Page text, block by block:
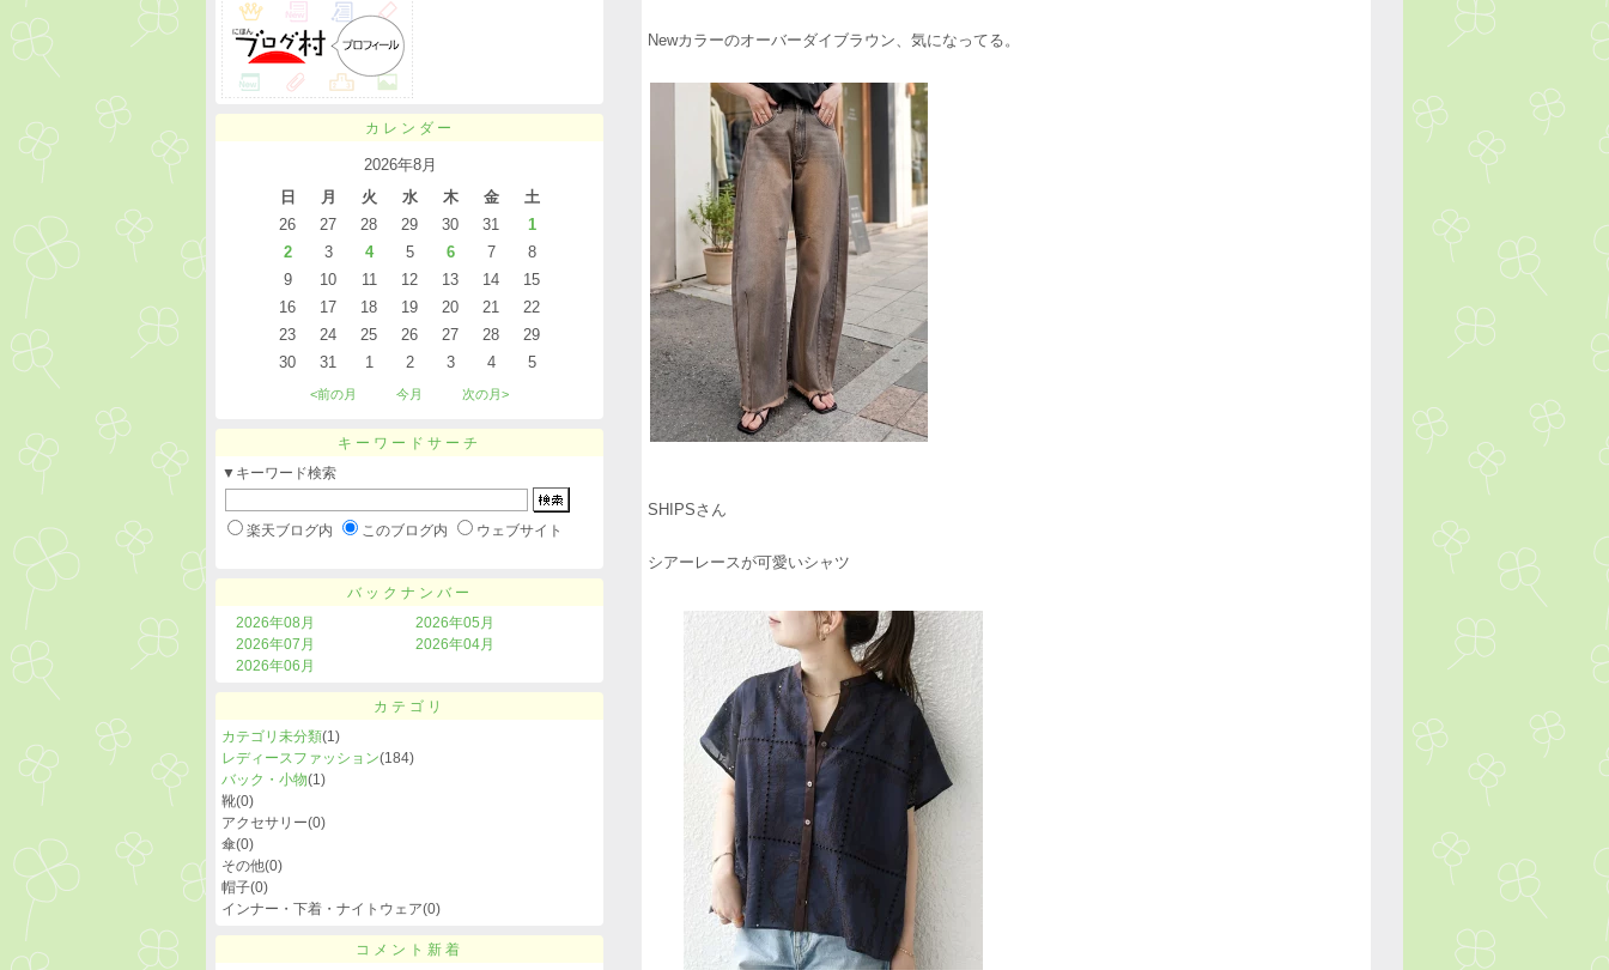
カレンダー
2026年8月
日
月 火 水 木 金
土
26
27 28 29 30 31
1
2
3 4 5 6 7
8
9
10 11 12 13 14
15
16
17 18 19 20 21
22
23
24 25 26 27 28
29
30
31 1 2 3 4 5
<前の月 今月 次の月>
キーワードサーチ
▼キーワード検索
楽天ブログ内 このブログ内 ウェブサイト
バックナンバー
2026年08月
2026年07月
2026年06月
2026年05月
2026年04月
カテゴリ
カテゴリ未分類(1)
レディースファッション(184)
バック・小物(1)
靴(0)
アクセサリー(0)
傘(0)
その他(0)
帽子(0)
インナー・下着・ナイトウェア(0)
コメント新着
Newカラーのオーバーダイブラウン、気になってる。
SHIPSさん
シアーレースが可愛いシャツ